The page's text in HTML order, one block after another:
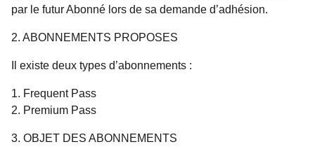
par le futur Abonné lors de sa demande d’adhésion.
2. ABONNEMENTS PROPOSES
Il existe deux types d’abonnements :
Frequent Pass
Premium Pass
3. OBJET DES ABONNEMENTS